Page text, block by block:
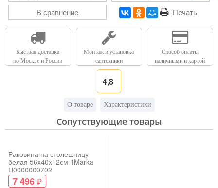
В сравнение
Печать
Быстрая доставка
по Москве и России
Монтаж и установка
сантехники
Способ оплаты
наличными и картой
4,8
О товаре Характеристики
Сопутствующие товары
Раковина на столешницу
белая 56x40x12см 1Marka
Ц0000000702
7 496 ₽